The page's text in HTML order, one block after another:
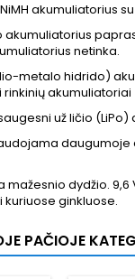
akumuliatorius
akumuliatorius
netinka.
metalo hidrido)
akumuliatoriai
už ličio
mažesnio dydžio.
kuriuose ginkluose.
PAČIOJE